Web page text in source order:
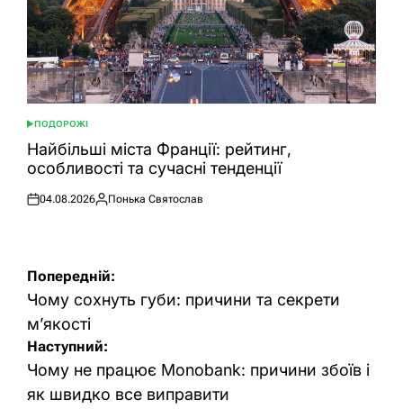
ОПУБЛІКУВАТИ
У
ПОДОРОЖІ
Найбільші міста Франції: рейтинг,
особливості та сучасні тенденції
Оприлюднено
04.08.2026
Опубліковано
Понька Святослав
Навігація
записів
Попередній:
Чому сохнуть губи: причини та секрети
м’якості
Наступний:
Чому не працює Monobank: причини збоїв і
як швидко все виправити